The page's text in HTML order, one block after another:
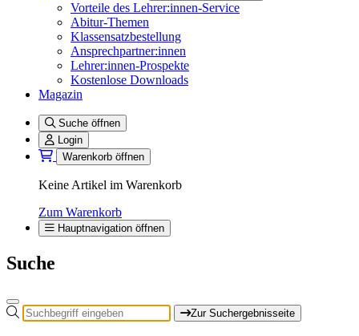
Vorteile des Lehrer:innen-Service
Abitur-Themen
Klassensatzbestellung
Ansprechpartner:innen
Lehrer:innen-Prospekte
Kostenlose Downloads
Magazin
Suche öffnen
Login
Warenkorb öffnen
Keine Artikel im Warenkorb
Zum Warenkorb
Hauptnavigation öffnen
Suche
Zur Suchergebnisseite